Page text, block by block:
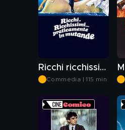
Ricchi ricchissimi praticamente in mutande
Commedia | 115 min